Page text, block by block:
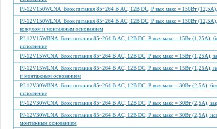
PJ-12V150WCNA Блок питания 85~264 В AC, 12В DC, P вых макс = 150Вт (12,5А),
PJ-12V150WLNA Блок питания 85~264 В AC, 12В DC, P вых макс = 150Вт
кожухом и монтажным основанием
PJ-12V15WBNA Блок питания 85~264 В AC, 12В DC, P вых макс = 15Вт (1,25А),
исполнение
PJ-12V15WCNA Блок питания 85~264 В AC, 12В DC, P вых макс = 15Вт (1,25А),
PJ-12V15WLNA Блок питания 85~264 В AC, 12В DC, P вых макс = 15Вт (1,25А),
и монтажным основанием
PJ-12V30WBNA Блок питания 85~264 В AC, 12В DC, P вых макс = 30Вт (2,5А),
исполнение
PJ-12V30WCNA Блок питания 85~264 В AC, 12В DC, P вых макс = 30Вт (2,5А),
PJ-12V30WLNA Блок питания 85~264 В AC, 12В DC, P вых макс = 30Вт (2,5А),
монтажным основанием